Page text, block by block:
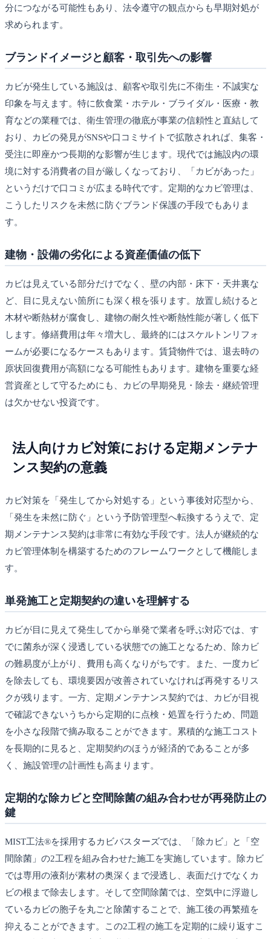
分につながる可能性もあり、法令遵守の観点からも早期対処が
求められます。
ブランドイメージと顧客・取引先への影響
カビが発生している施設は、顧客や取引先に不衛生・不誠実な
印象を与えます。特に飲食業・ホテル・ブライダル・医療・教
育などの業種では、衛生管理の徹底が事業の信頼性と直結して
おり、カビの発見がSNSや口コミサイトで拡散されれば、集客・
受注に即座かつ長期的な影響が生じます。現代では施設内の環
境に対する消費者の目が厳しくなっており、「カビがあった」
というだけで口コミが広まる時代です。定期的なカビ管理は、
こうしたリスクを未然に防ぐブランド保護の手段でもありま
す。
建物・設備の劣化による資産価値の低下
カビは見えている部分だけでなく、壁の内部・床下・天井裏な
ど、目に見えない箇所にも深く根を張ります。放置し続けると
木材や断熱材が腐食し、建物の耐久性や断熱性能が著しく低下
します。修繕費用は年々増大し、最終的にはスケルトンリフォ
ームが必要になるケースもあります。賃貸物件では、退去時の
原状回復費用が高額になる可能性もあります。建物を重要な経
営資産として守るためにも、カビの早期発見・除去・継続管理
は欠かせない投資です。
法人向けカビ対策における定期メンテナ
ンス契約の意義
カビ対策を「発生してから対処する」という事後対応型から、
「発生を未然に防ぐ」という予防管理型へ転換するうえで、定
期メンテナンス契約は非常に有効な手段です。法人が継続的な
カビ管理体制を構築するためのフレームワークとして機能しま
す。
単発施工と定期契約の違いを理解する
カビが目に見えて発生してから単発で業者を呼ぶ対応では、す
でに菌糸が深く浸透している状態での施工となるため、除カビ
の難易度が上がり、費用も高くなりがちです。また、一度カビ
を除去しても、環境要因が改善されていなければ再発するリス
クが残ります。一方、定期メンテナンス契約では、カビが目視
で確認できないうちから定期的に点検・処置を行うため、問題
を小さな段階で摘み取ることができます。累積的な施工コスト
を長期的に見ると、定期契約のほうが経済的であることが多
く、施設管理の計画性も高まります。
定期的な除カビと空間除菌の組み合わせが再発防止の
鍵
MIST工法®を採用するカビバスターズでは、「除カビ」と「空
間除菌」の2工程を組み合わせた施工を実施しています。除カビ
では専用の液剤が素材の奥深くまで浸透し、表面だけでなくカ
ビの根まで除去します。そして空間除菌では、空気中に浮遊し
ているカビの胞子を丸ごと除菌することで、施工後の再繁殖を
抑えることができます。この2工程の施工を定期的に繰り返すこ